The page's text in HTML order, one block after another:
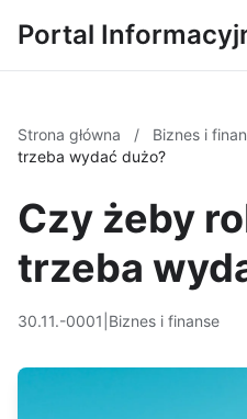
Portal
Strona główna / Biznes i
trzeba wydać dużo?
Czy żeby
trzeba
30.11.-0001 Biznes i finanse